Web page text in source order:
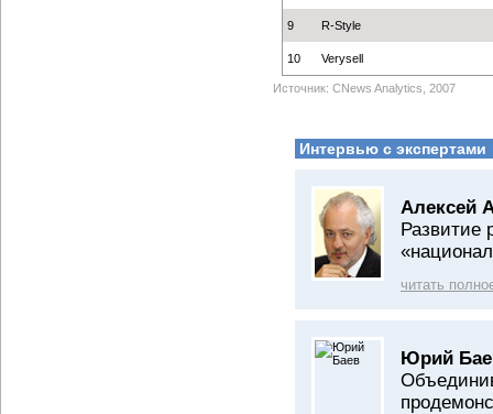
9 R-Style
10 Verysell
Источник: CNews Analytics, 2007
Интервью с экспертами
Алексей
Развитие
читать
Юрий